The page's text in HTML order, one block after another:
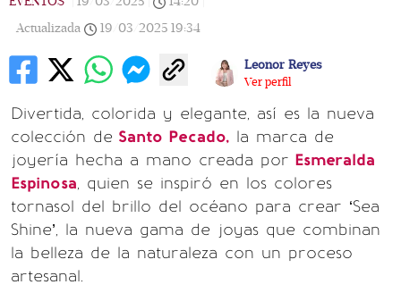
Actualizada
19/03/2025 19:34
Leonor Reyes
Ver perfil
Divertida, colorida y elegante, así es la nueva
colección de Santo Pecado, la marca de
joyería hecha a mano creada por Esmeralda
Espinosa, quien se inspiró en los colores
tornasol del brillo del océano para crear ‘Sea
Shine’, la nueva gama de joyas que combinan
la belleza de la naturaleza con un proceso
artesanal.